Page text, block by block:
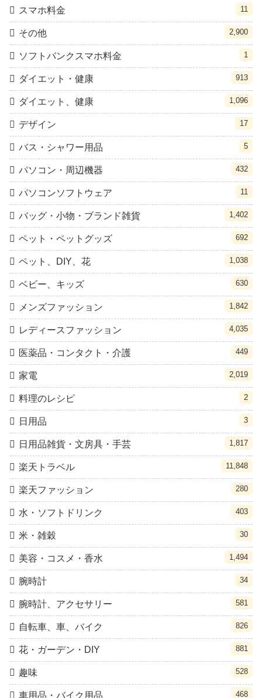
スマホ料金 11
その他 2,900
ソフトバンクスマホ料金 1
ダイエット・健康 913
ダイエット、健康 1,096
デザイン 17
バス・シャワー用品 5
パソコン・周辺機器 432
パソコンソフトウェア 11
バッグ・小物・ブランド雑貨 1,402
ペット・ペットグッズ 692
ペット、DIY、花 1,038
ベビー、キッズ 630
メンズファッション 1,842
レディースファッション 4,035
医薬品・コンタクト・介護 449
家電 2,019
料理のレシピ 2
日用品 3
日用品雑貨・文房具・手芸 1,817
楽天トラベル 11,848
楽天ファッション 280
水・ソフトドリンク 403
米・雑穀 30
美容・コスメ・香水 1,494
腕時計 34
腕時計、アクセサリー 581
自転車、車、バイク 826
花・ガーデン・DIY 881
趣味 528
車用品・バイク用品 468